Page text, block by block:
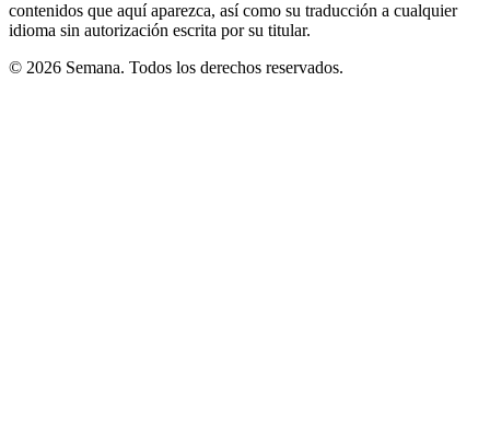
contenidos que aquí aparezca, así como su traducción a cualquier
idioma sin autorización escrita por su titular.
© 2026 Semana. Todos los derechos reservados.